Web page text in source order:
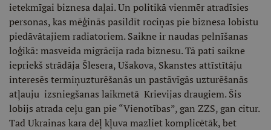
ietekmīgai biznesa daļai. Un politikā vienmēr atradīsies
personas, kas mēģinās pasildīt rociņas pie biznesa lobistu
piedāvātajiem radiatoriem. Saikne ir naudas pelnīšanas
loģikā: masveida migrācija rada biznesu. Tā pati saikne
iepriekš strādāja Šlesera, Ušakova, Skanstes attīstītāju
interesēs termiņuzturēšanās un pastāvīgās uzturēšanās
atļauju izsniegšanas laikmetā Krievijas draugiem. Šis
lobijs atrada ceļu gan pie “Vienotības”, gan ZZS, gan citur.
Tad Ukrainas kara dēļ kļuva mazliet komplicētāk, bet